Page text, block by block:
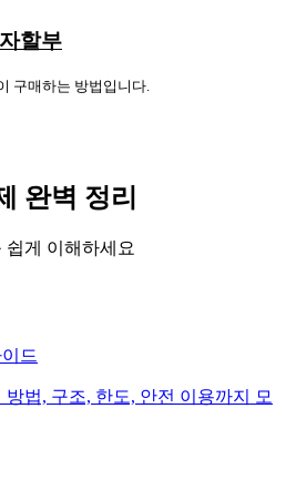
할부
구매하는 방법입니다.
완벽 정리
쉽게 이해하세요
드
법, 구조, 한도, 안전 이용까지 모